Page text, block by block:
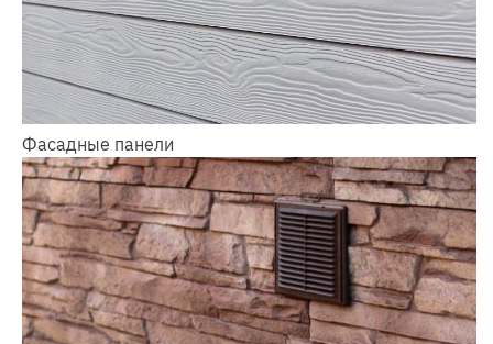
Фасадные панели